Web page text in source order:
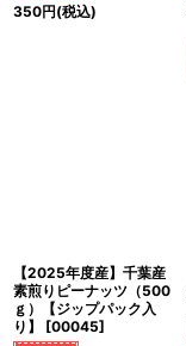
350円(税込)
【2025年度産】千葉産
素煎りピーナッツ（500
ｇ）【ジップパック入
り】
[00045]